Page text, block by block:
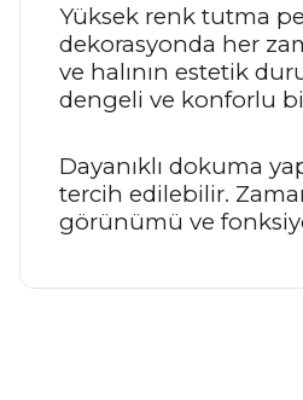
Yüksek renk tutma
dekorasyonda her
ve halının estetik
dengeli ve konforlu
Dayanıklı dokuma
tercih edilebilir.
görünümü ve